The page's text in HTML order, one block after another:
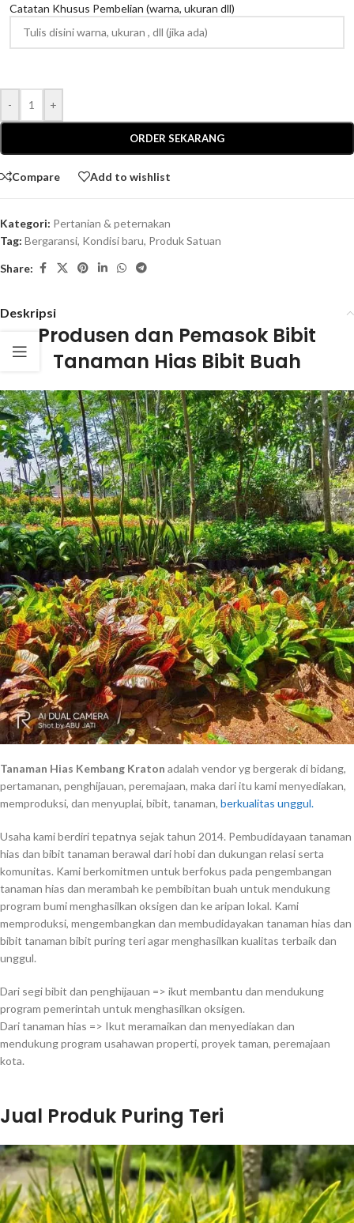
Catatan Khusus Pembelian (warna, ukuran dll)
- +
ORDER SEKARANG
Compare Add to wishlist
Kategori: Pertanian & peternakan
Tag: Bergaransi, Kondisi baru, Produk Satuan
Share:
Deskripsi
Produsen dan Pemasok Bibit
Tanaman Hias Bibit Buah
Tanaman Hias Kembang Kraton adalah vendor yg bergerak di bidang,
pertamanan, penghijauan, peremajaan, maka dari itu kami menyediakan,
memproduksi, dan menyuplai, bibit, tanaman, berkualitas unggul.
Usaha kami berdiri tepatnya sejak tahun 2014. Pembudidayaan tanaman
hias dan bibit tanaman berawal dari hobi dan dukungan relasi serta
komunitas. Kami berkomitmen untuk berfokus pada pengembangan
tanaman hias dan merambah ke pembibitan buah untuk mendukung
program bumi menghasilkan oksigen dan ke aripan lokal. Kami
memproduksi, mengembangkan dan membudidayakan tanaman hias dan
bibit tanaman bibit puring teri agar menghasilkan kualitas terbaik dan
unggul.
Dari segi bibit dan penghijauan => ikut membantu dan mendukung
program pemerintah untuk menghasilkan oksigen.
Dari tanaman hias => Ikut meramaikan dan menyediakan dan
mendukung program usahawan properti, proyek taman, peremajaan
kota.
Jual Produk Puring Teri